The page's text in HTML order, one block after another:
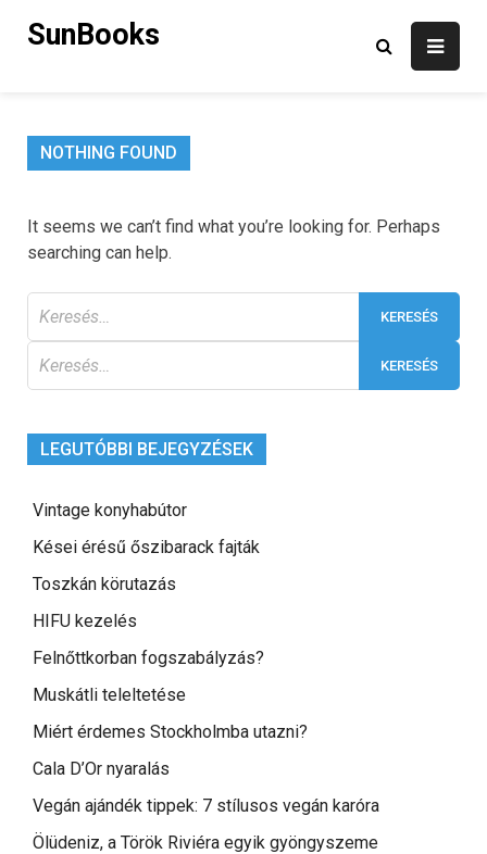
SunBooks
NOTHING FOUND
It seems we can’t find what you’re looking for. Perhaps
searching can help.
LEGUTÓBBI BEJEGYZÉSEK
Vintage konyhabútor
Kései érésű őszibarack fajták
Toszkán körutazás
HIFU kezelés
Felnőttkorban fogszabályzás?
Muskátli teleltetése
Miért érdemes Stockholmba utazni?
Cala D’Or nyaralás
Vegán ajándék tippek: 7 stílusos vegán karóra
Ölüdeniz, a Török Riviéra egyik gyöngyszeme